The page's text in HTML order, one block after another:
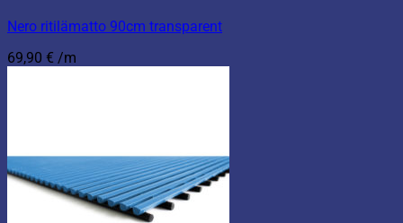
Nero ritilämatto 90cm transparent
69,90 € /m